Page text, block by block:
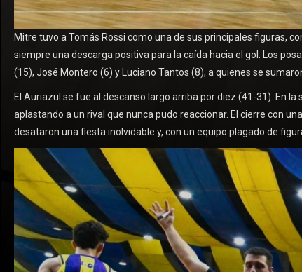
Mitre tuvo a Tomás Rossi como una de sus principales figuras,
siempre una descarga positiva para la caída hacia el gol. Los
(15), José Montero (6) y Luciano Tantos (8), a quienes se
El Auriazul se fue al descanso largo arriba por diez (41-31). En
aplastando a un rival que nunca pudo reaccionar. El cierre con
desataron una fiesta inolvidable y, con un equipo plagado de